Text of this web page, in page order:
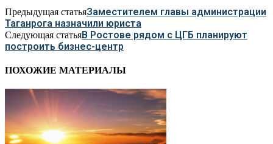
Предыдущая статьяЗаместителем главы администрации
Таганрога назначили юриста
Следующая статьяВ Ростове рядом с ЦГБ планируют
построить бизнес-центр
ПОХОЖИЕ МАТЕРИАЛЫ